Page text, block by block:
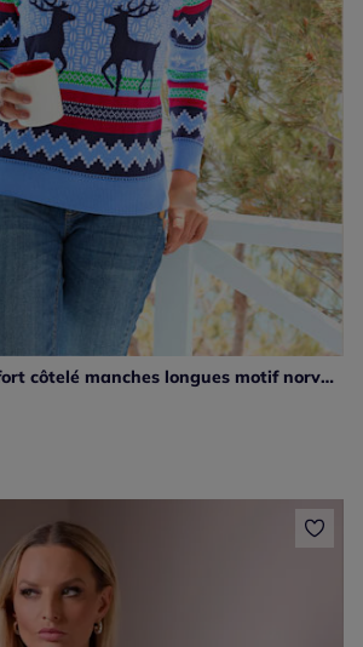
Pull jacquard confort côtelé manches longues motif norvégien